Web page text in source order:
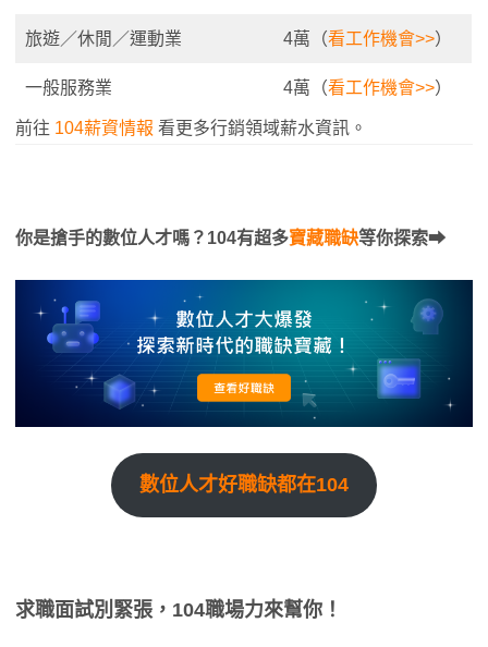
旅遊／休閒／運動業 4萬（看工作機會>>）
一般服務業 4萬（看工作機會>>）
前往 104薪資情報 看更多行銷領域薪水資訊。
你是搶手的數位人才嗎？104有超多寶藏職缺等你探索⮕
數位人才好職缺都在104
求職面試別緊張，104職場力來幫你！